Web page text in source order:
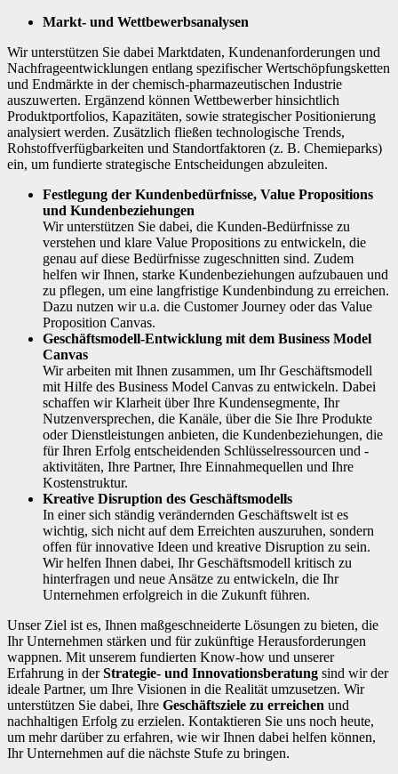
Markt- und Wettbewerbsanalysen
Wir unterstützen Sie dabei Marktdaten, Kundenanforderungen und
Nachfrageentwicklungen entlang spezifischer Wertschöpfungsketten
und Endmärkte in der chemisch-pharmazeutischen Industrie
auszuwerten. Ergänzend können Wettbewerber hinsichtlich
Produktportfolios, Kapazitäten, sowie strategischer Positionierung
analysiert werden. Zusätzlich fließen technologische Trends,
Rohstoffverfügbarkeiten und Standortfaktoren (z. B. Chemieparks)
ein, um fundierte strategische Entscheidungen abzuleiten.
Festlegung der Kundenbedürfnisse, Value Propositions
und Kundenbeziehungen
Wir unterstützen Sie dabei, die Kunden-Bedürfnisse zu
verstehen und klare Value Propositions zu entwickeln, die
genau auf diese Bedürfnisse zugeschnitten sind. Zudem
helfen wir Ihnen, starke Kundenbeziehungen aufzubauen und
zu pflegen, um eine langfristige Kundenbindung zu erreichen.
Dazu nutzen wir u.a. die Customer Journey oder das Value
Proposition Canvas.
Geschäftsmodell-Entwicklung mit dem Business Model
Canvas
Wir arbeiten mit Ihnen zusammen, um Ihr Geschäftsmodell
mit Hilfe des Business Model Canvas zu entwickeln. Dabei
schaffen wir Klarheit über Ihre Kundensegmente, Ihr
Nutzenversprechen, die Kanäle, über die Sie Ihre Produkte
oder Dienstleistungen anbieten, die Kundenbeziehungen, die
für Ihren Erfolg entscheidenden Schlüsselressourcen und -
aktivitäten, Ihre Partner, Ihre Einnahmequellen und Ihre
Kostenstruktur.
Kreative Disruption des Geschäftsmodells
In einer sich ständig verändernden Geschäftswelt ist es
wichtig, sich nicht auf dem Erreichten auszuruhen, sondern
offen für innovative Ideen und kreative Disruption zu sein.
Wir helfen Ihnen dabei, Ihr Geschäftsmodell kritisch zu
hinterfragen und neue Ansätze zu entwickeln, die Ihr
Unternehmen erfolgreich in die Zukunft führen.
Unser Ziel ist es, Ihnen maßgeschneiderte Lösungen zu bieten, die
Ihr Unternehmen stärken und für zukünftige Herausforderungen
wappnen. Mit unserem fundierten Know-how und unserer
Erfahrung in derStrategie- und Innovationsberatung sind wir der
ideale Partner, um Ihre Visionen in die Realität umzusetzen. Wir
unterstützen Sie dabei, Ihre Geschäftsziele zu erreichen und
nachhaltigen Erfolg zu erzielen. Kontaktieren Sie uns noch heute,
um mehr darüber zu erfahren, wie wir Ihnen dabei helfen können,
Ihr Unternehmen auf die nächste Stufe zu bringen.